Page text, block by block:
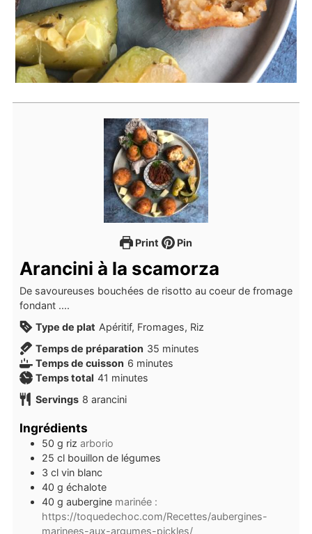
Print Pin
Arancini à la scamorza
De savoureuses bouchées de risotto au coeur de fromage
fondant ....
Type de plat Apéritif, Fromages, Riz
Temps de préparation 35 minutes
minutes
Temps de cuisson 6 minutes
minutes
Temps total 41 minutes
minutes
Servings 8 arancini
Ingrédients
50 g riz arborio
25 cl bouillon de légumes
3 cl vin blanc
40 g échalote
40 g aubergine marinée :
https://toquedechoc.com/Recettes/aubergines-
marinees-aux-argumes-pickles/